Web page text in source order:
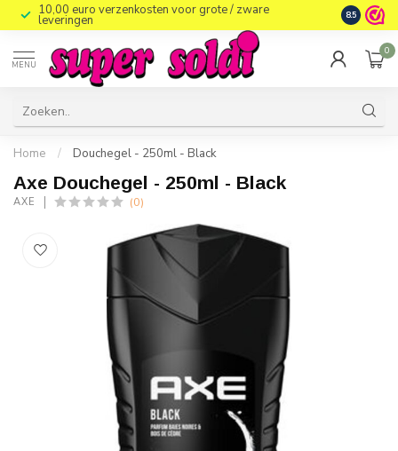
10,00 euro verzenkosten voor grote / zware
leveringen 8.5
MENU
0
Home / Douchegel - 250ml - Black
Axe Douchegel - 250ml - Black
AXE (0)